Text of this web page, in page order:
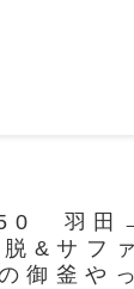
羽田
&サフ
御釜や